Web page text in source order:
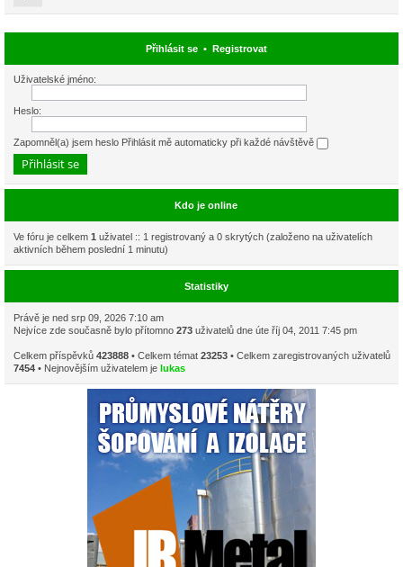
Přihlásit se• Registrovat
Uživatelské jméno:
Heslo:
Zapomněl(a) jsem heslo Přihlásit mě automaticky při každé návštěvě
Kdo je online
Ve fóru je celkem 1 uživatel :: 1 registrovaný a 0 skrytých (založeno na uživatelích
aktivních během poslední 1 minutu)
Statistiky
Právě je ned srp 09, 2026 7:10 am
Nejvíce zde současně bylo přítomno 273 uživatelů dne úte říj 04, 2011 7:45 pm
Celkem příspěvků 423888 • Celkem témat 23253 • Celkem zaregistrovaných uživatelů
7454 • Nejnovějším uživatelem je lukas